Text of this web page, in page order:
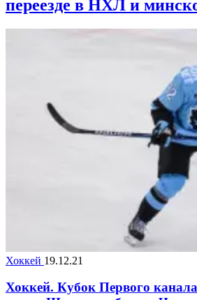
переезде в НХЛ и
Хоккей 19.12.21
Хоккей. Кубок Первого